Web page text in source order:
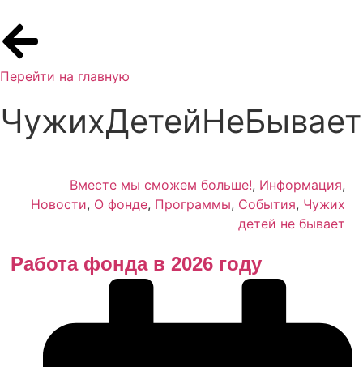
Перейти на главную
ЧужихДетейНеБывает
Вместе мы сможем больше!, Информация,
Новости, О фонде, Программы, События, Чужих
детей не бывает
Рабо­та фон­да в 2026 году